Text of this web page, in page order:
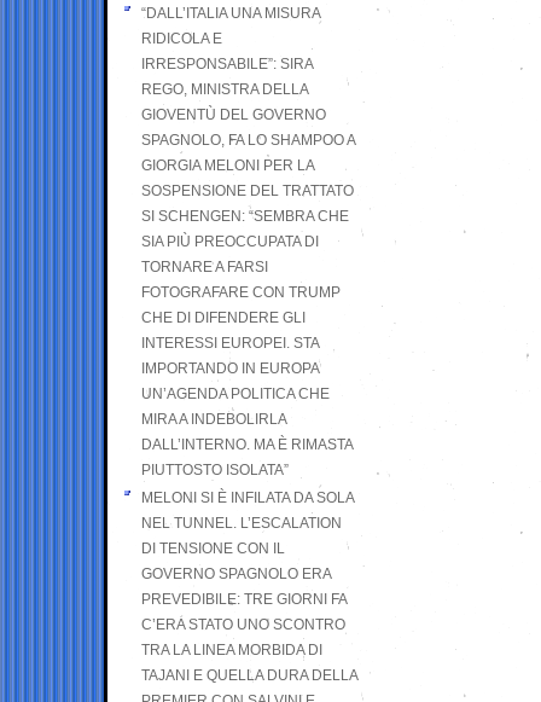
“DALL’ITALIA UNA MISURA
RIDICOLA E
IRRESPONSABILE”: SIRA
REGO, MINISTRA DELLA
GIOVENTÙ DEL GOVERNO
SPAGNOLO, FA LO SHAMPOO A
GIORGIA MELONI PER LA
SOSPENSIONE DEL TRATTATO
SI SCHENGEN: “SEMBRA CHE
SIA PIÙ PREOCCUPATA DI
TORNARE A FARSI
FOTOGRAFARE CON TRUMP
CHE DI DIFENDERE GLI
INTERESSI EUROPEI. STA
IMPORTANDO IN EUROPA
UN’AGENDA POLITICA CHE
MIRA A INDEBOLIRLA
DALL’INTERNO. MA È RIMASTA
PIUTTOSTO ISOLATA”
MELONI SI È INFILATA DA SOLA
NEL TUNNEL. L’ESCALATION
DI TENSIONE CON IL
GOVERNO SPAGNOLO ERA
PREVEDIBILE: TRE GIORNI FA
C’ERA STATO UNO SCONTRO
TRA LA LINEA MORBIDA DI
TAJANI E QUELLA DURA DELLA